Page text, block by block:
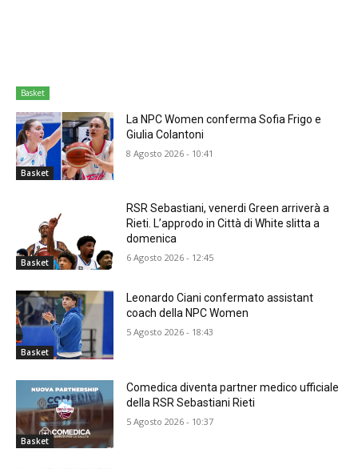
Basket
Basket
La NPC Women conferma Sofia Frigo e
Giulia Colantoni
8 Agosto 2026 - 10:41
Basket
RSR Sebastiani, venerdi Green arriverà a
Rieti. L’approdo in Città di White slitta a
domenica
6 Agosto 2026 - 12:45
Basket
Leonardo Ciani confermato assistant
coach della NPC Women
5 Agosto 2026 - 18:43
Basket
Comedica diventa partner medico ufficiale
della RSR Sebastiani Rieti
5 Agosto 2026 - 10:37